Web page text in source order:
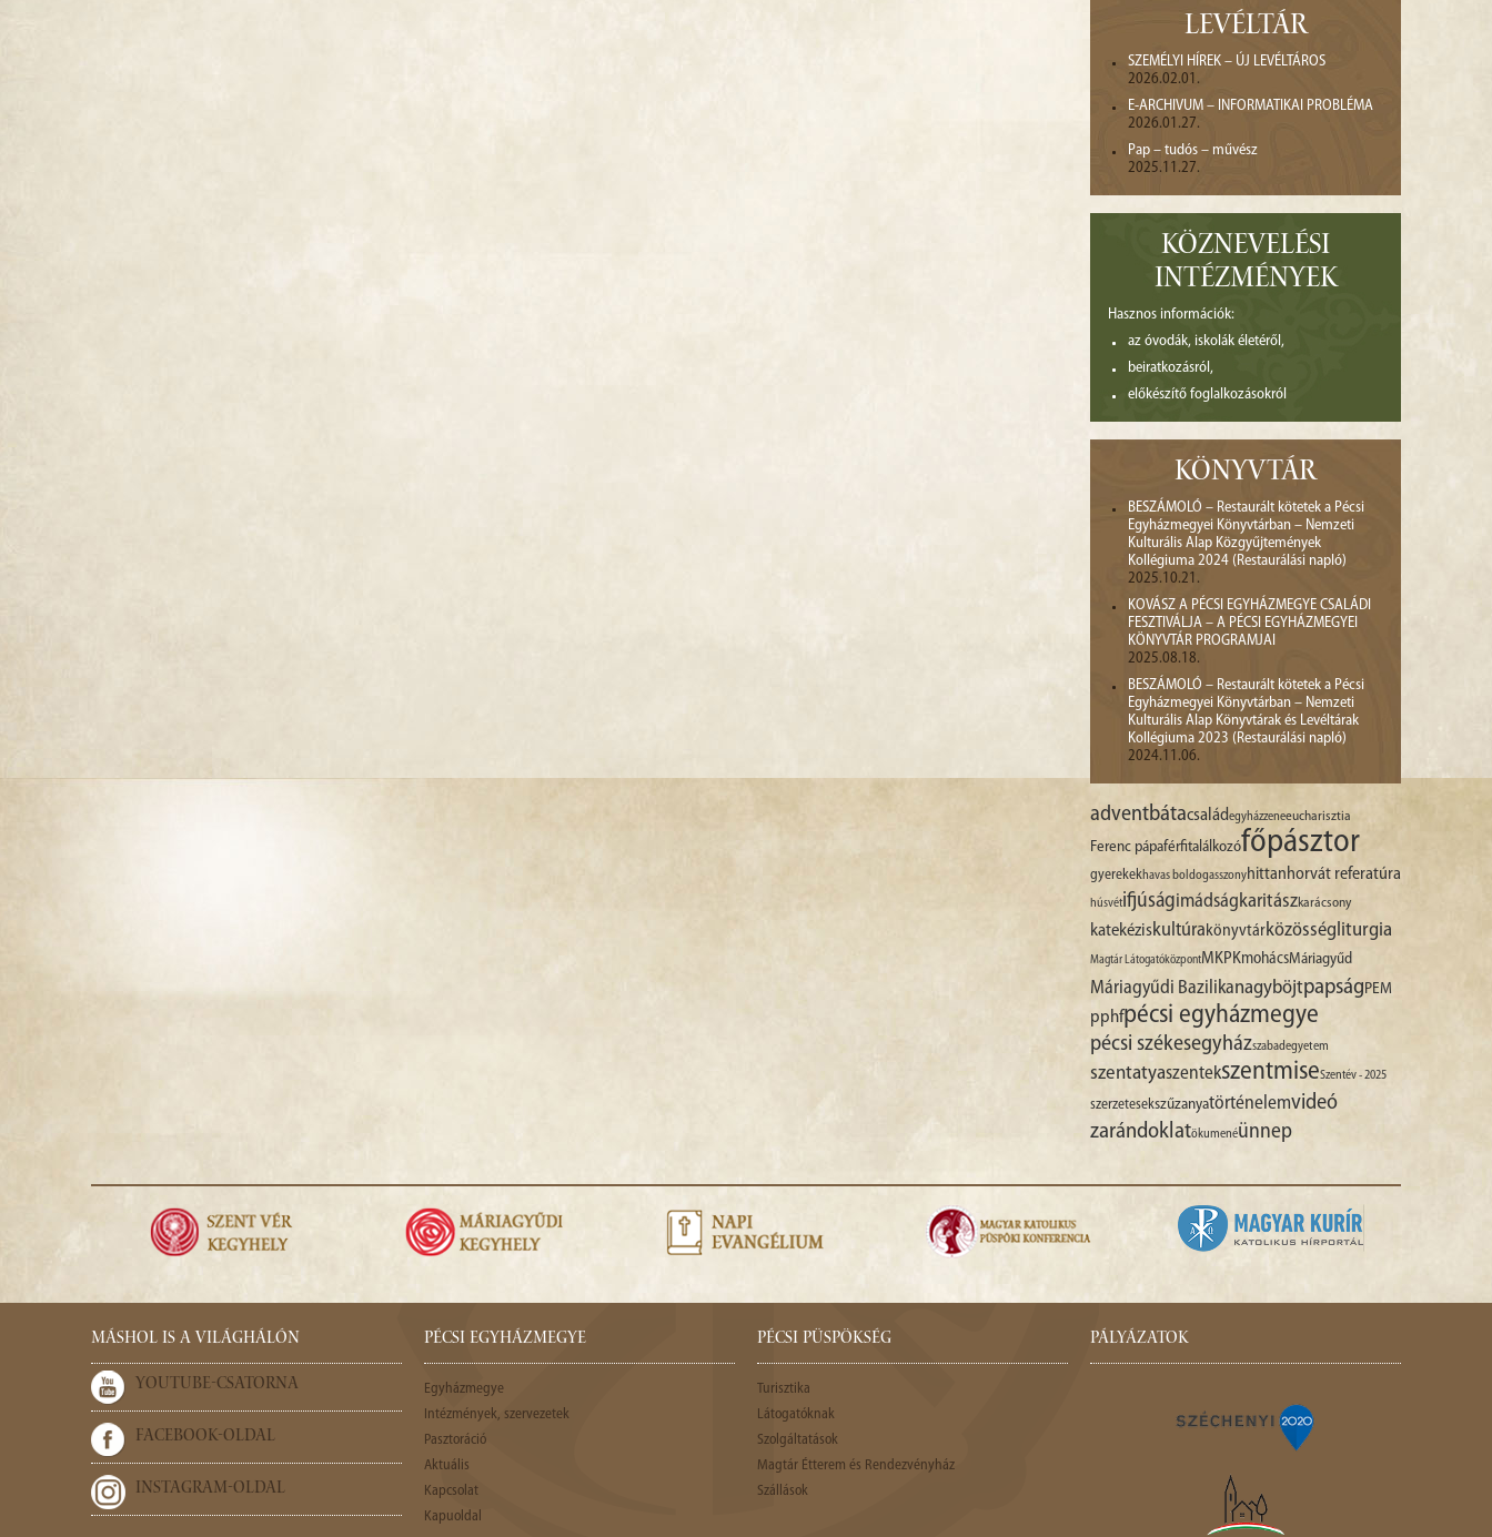
LEVÉLTÁR
SZEMÉLYI HÍREK – ÚJ LEVÉLTÁROS
2026.02.01.
E-ARCHIVUM – INFORMATIKAI PROBLÉMA
2026.01.27.
Pap – tudós – művész
2025.11.27.
KÖZNEVELÉSI
INTÉZMÉNYEK
Hasznos információk:
az óvodák, iskolák életéről,
beiratkozásról,
előkészítő foglalkozásokról
KÖNYVTÁR
BESZÁMOLÓ – Restaurált kötetek a Pécsi
Egyházmegyei Könyvtárban – Nemzeti
Kulturális Alap Közgyűjtemények
Kollégiuma 2024 (Restaurálási napló)
2025.10.21.
KOVÁSZ A PÉCSI EGYHÁZMEGYE CSALÁDI
FESZTIVÁLJA – A PÉCSI EGYHÁZMEGYEI
KÖNYVTÁR PROGRAMJAI
2025.08.18.
BESZÁMOLÓ – Restaurált kötetek a Pécsi
Egyházmegyei Könyvtárban – Nemzeti
Kulturális Alap Könyvtárak és Levéltárak
Kollégiuma 2023 (Restaurálási napló)
2024.11.06.
adventbátacsaládegyházzeneeucharisztia
Ferenc pápaférfitalálkozófőpásztor
gyerekekhavas boldogasszonyhittanhorvát referatúra
húsvétifjúságimádságkaritászkarácsony
katekéziskultúra könyvtárközösségliturgia
Magtár LátogatóközpontMKPKmohácsMáriagyűd
Máriagyűdi Bazilikanagyböjtpapság PEM
pphfpécsi egyházmegye
pécsi székesegyházszabadegyetem
szentatyaszentekszentmiseSzentév - 2025
szerzetesekszűzanyatörténelemvideó
zarándoklatökumenéünnep
MÁSHOL IS A VILÁGHÁLÓN
YOUTUBE-CSATORNA
FACEBOOK-OLDAL
INSTAGRAM-OLDAL
PÉCSI EGYHÁZMEGYE
Egyházmegye
Intézmények, szervezetek
Pasztoráció
Aktuális
Kapcsolat
Kapuoldal
PÉCSI PÜSPÖKSÉG
Turisztika
Látogatóknak
Szolgáltatások
Magtár Étterem és Rendezvényház
Szállások
PÁLYÁZATOK